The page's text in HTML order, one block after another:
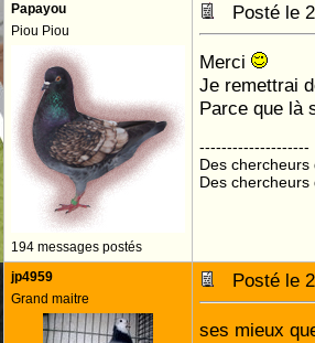
Papayou
Piou Piou
194 messages postés
Posté le
Merci
Je remettrai
Parce que là
--------------------
Des
Des
jp4959
Grand maitre
Posté le
ses mieux